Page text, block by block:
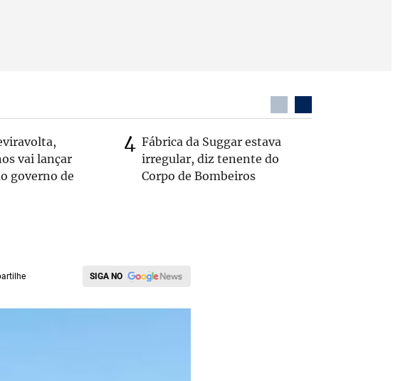
vai lançar
governo de
Fábrica da Suggar estava
irregular, diz tenente do
Corpo de Bombeiros
SIGA NO